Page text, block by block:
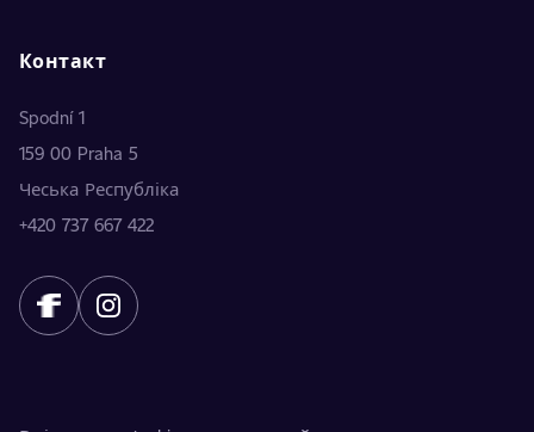
Контакт
Spodní 1
159 00 Praha 5
Чеська Республіка
+420 737 667 422